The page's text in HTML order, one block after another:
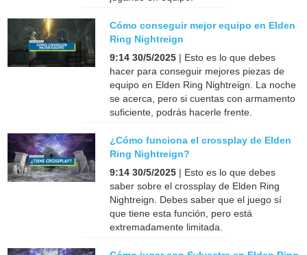
Cómo conseguir mejor equipo en Elden
Ring Nightreign
9:14 30/5/2025 | Esto es lo que debes
hacer para conseguir mejores piezas de
equipo en Elden Ring Nightreign. La noche
se acerca, pero si cuentas con armamento
suficiente, podrás hacerle frente.
¿Cómo funciona el crossplay de Elden
Ring Nightreign?
9:14 30/5/2025 | Esto es lo que debes
saber sobre el crossplay de Elden Ring
Nightreign. Debes saber que el juego sí
que tiene esta función, pero está
extremadamente limitada.